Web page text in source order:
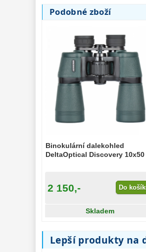
Podobné zboží
Binokulární dalekohled
DeltaOptical Discovery 10x50
2 150,- Do
Skladem
Lepší produkty na